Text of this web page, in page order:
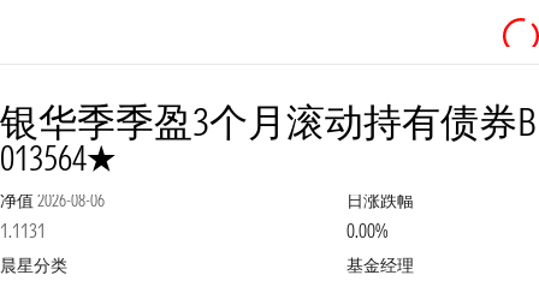
银华季季盈3个月滚动持有债券B
013564
1星
净值 2026-08-06
1.1131
日涨跌幅
0.00%
晨星分类 基金经理